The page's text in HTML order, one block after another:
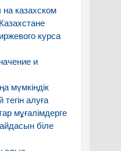
на казахском
курса
и
мүмкіндік
алуға
мұғалімдерге
біле